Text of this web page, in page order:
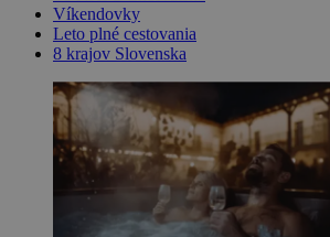
Víkendovky
Leto plné cestovania
8 krajov Slovenska